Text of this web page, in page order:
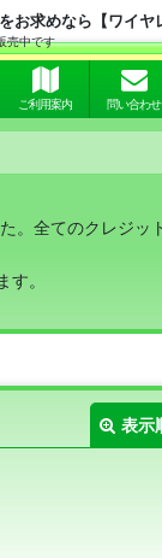
お求めなら【ワイヤ
売中です
ご利用案内 問い合わせ
。全てのクレジッ
。
表示